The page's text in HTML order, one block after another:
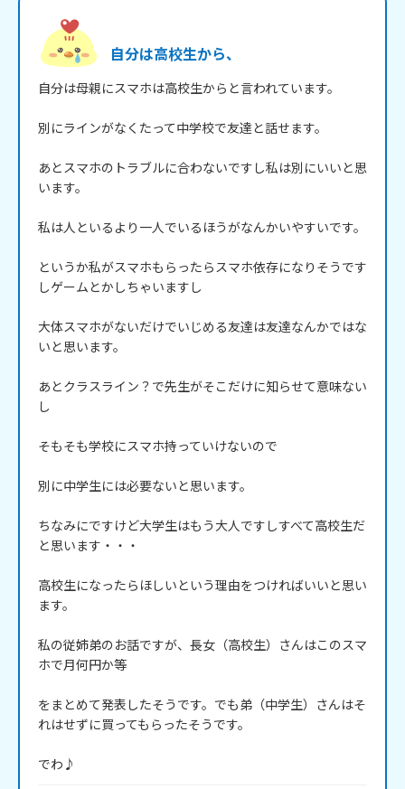
自分は高校生から、
自分は母親にスマホは高校生からと言われています。
別にラインがなくたって中学校で友達と話せます。
あとスマホのトラブルに合わないですし私は別にいいと思
います。
私は人といるより一人でいるほうがなんかいやすいです。
というか私がスマホもらったらスマホ依存になりそうです
しゲームとかしちゃいますし
大体スマホがないだけでいじめる友達は友達なんかではな
いと思います。
あとクラスライン？で先生がそこだけに知らせて意味ない
し
そもそも学校にスマホ持っていけないので
別に中学生には必要ないと思います。
ちなみにですけど大学生はもう大人ですしすべて高校生だ
と思います・・・
高校生になったらほしいという理由をつければいいと思い
ます。
私の従姉弟のお話ですが、長女（高校生）さんはこのスマ
ホで月何円か等
をまとめて発表したそうです。でも弟（中学生）さんはそ
れはせずに買ってもらったそうです。
でわ♪